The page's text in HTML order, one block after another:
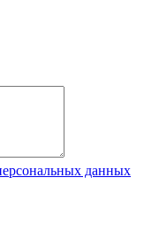
данных